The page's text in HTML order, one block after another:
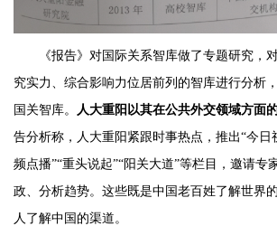
《报告》对国际关系智库做了专题研究，
究实力、综合影响力位居前列的智库进行分析
国关智库。
人大重阳以其在公共外交领域方面
告分析称，人大重阳紧跟时事热点，推出“今日
频点播”“重头说起”“阳关大道”等栏目，邀请专
政、分析趋势。这些既是中国老百姓了解世界
人了解中国的渠道。